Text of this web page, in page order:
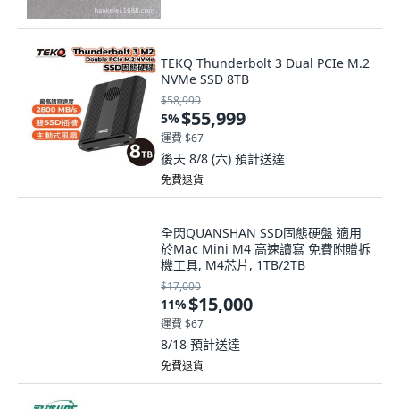
TEKQ Thunderbolt 3 Dual PCIe M.2
NVMe SSD 8TB
$58,999
5%$55,999
運費 $67
後天 8/8 (六) 預計送達
免費退貨
全閃QUANSHAN SSD固態硬盤 適用
於Mac Mini M4 高速讀寫 免費附贈拆
機工具, M4芯片, 1TB/2TB
$17,000
11%$15,000
運費 $67
8/18 預計送達
免費退貨